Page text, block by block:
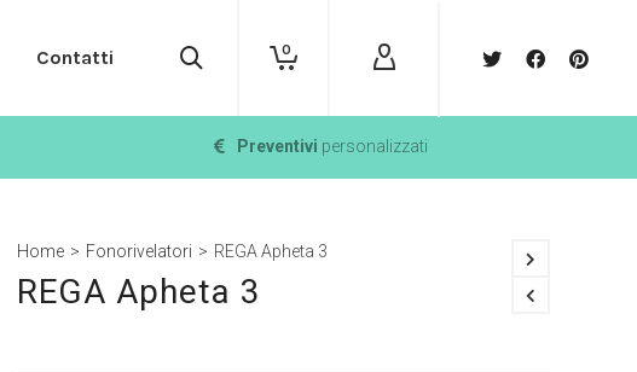
Contatti 0
Preventivi personalizzati
Home > Fonorivelatori > REGA Apheta 3
REGA Apheta 3